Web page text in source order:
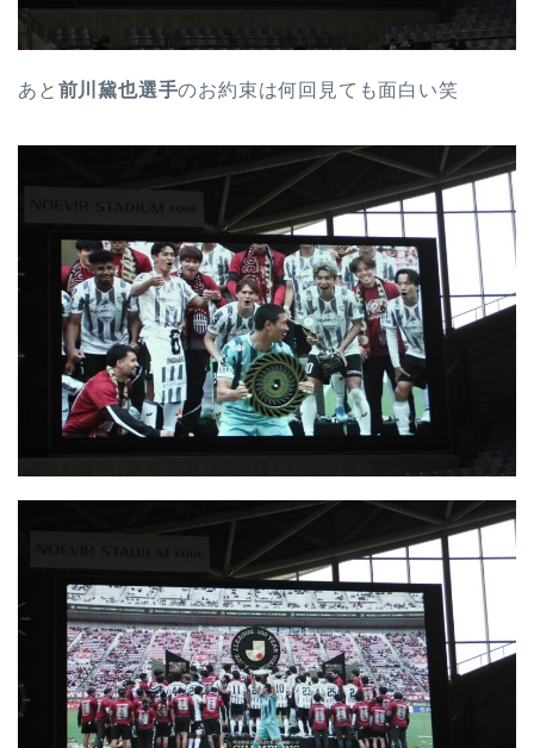
あと 前川黛也選手のお約束は何回見ても面白い笑